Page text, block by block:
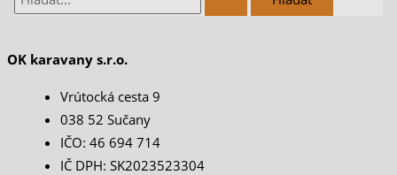
OK karavany s.r.o.
Vrútocká cesta 9
038 52 Sučany
IČO: 46 694 714
IČ DPH: SK2023523304